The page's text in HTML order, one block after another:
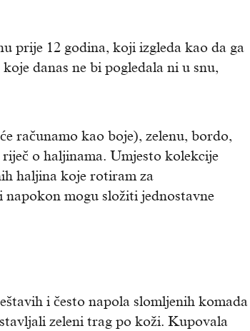
prije 12 godina, koji izgleda kao da ga
danas ne bi pogledala ni u snu,
računamo kao boje), zelenu, bordo,
o haljinama. Umjesto kolekcije
haljina koje rotiram za
napokon mogu složiti jednostavne
i često napola slomljenih komada
zeleni trag po koži. Kupovala